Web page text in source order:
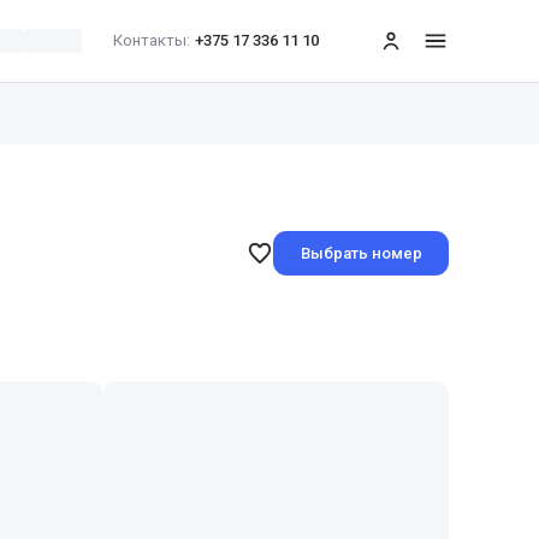
Контакты: +375 17 336 11 10 меню
Выбрать номер